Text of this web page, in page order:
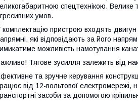
спецтехнікою. Велике
умов.
комплектацію пристрою входять
які відповідають за його
можливість намотування
Тягове зусилля залежить від
та зручне керування
від 12-вольтової електромережі,
засоби за допомогою